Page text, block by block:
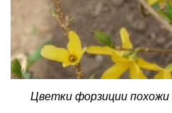
Цветки форзиции похожи